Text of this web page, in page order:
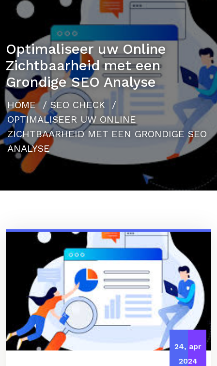
Optimaliseer uw Online
Zichtbaarheid met een
Grondige SEO Analyse
HOME/ SEO CHECK /
OPTIMALISEER UW ONLINE
ZICHTBAARHEID MET EEN GRONDIGE SEO
ANALYSE
24, apr
2024